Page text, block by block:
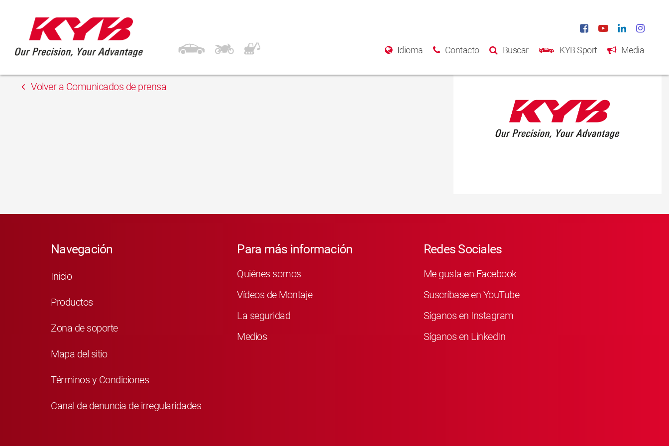
Idioma Contacto Buscar KYB Sport Media
AD Polska
Volver a Comunicados de prensa
Navegación
Inicio
Productos
Zona de soporte
Mapa del sitio
Términos y Condiciones
Canal de denuncia de irregularidades
Para más información
Quiénes somos
Vídeos de Montaje
La seguridad
Medios
Redes Sociales
Me gusta en Facebook
Suscríbase en YouTube
Síganos en Instagram
Síganos en LinkedIn